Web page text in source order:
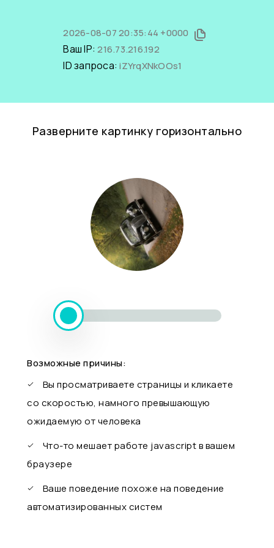
2026-08-07 20:35:44 +0000
Ваш IP:216.73.216.192
ID запроса:iZYrqXNkOOs1
Разверните картинку горизонтально
Возможные причины:
Вы просматриваете страницы и кликаете
со скоростью, намного превышающую
ожидаемую от человека
Что-то мешает работе javascript в вашем
браузере
Ваше поведение похоже на поведение
автоматизированных систем